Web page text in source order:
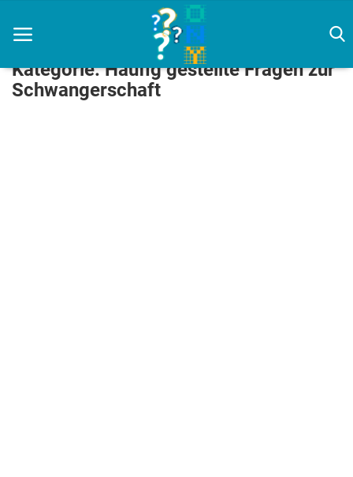
Kategorie: Häufig gestellte Fragen zur
Schwangerschaft